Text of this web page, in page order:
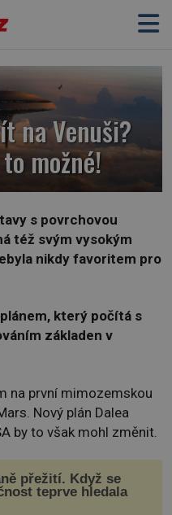
na Venuši?
možné!
s povrchovou
též svým vysokým
nikdy favoritem pro
který počítá s
základen v
na první mimozemskou
Nový plán Dalea
by to však mohl změnit.
přežití. Když se
teprve hledala